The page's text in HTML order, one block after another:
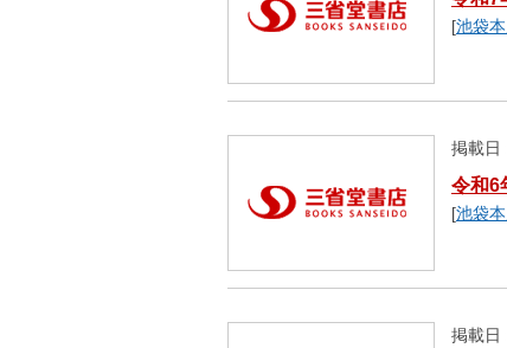
[池袋
掲載日
令和6
[池袋
掲載日